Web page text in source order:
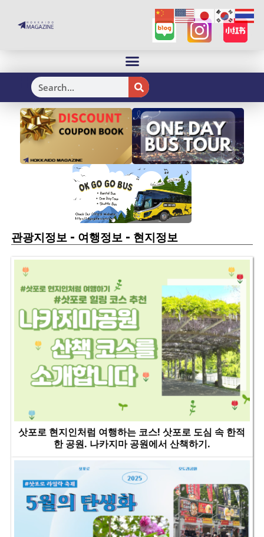
H
관광지정보- 여행정보- 현지정보
삿포로 현지인처럼 여행하는 코스! 삿포로 도심 속 한적
한 공원. 나카지마 공원에서 산책하기.